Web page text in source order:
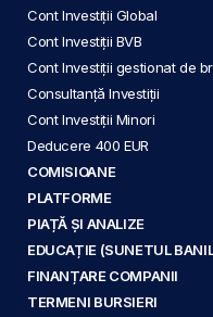
Cont Investiții Global
Cont Investiții BVB
Cont Investiții gestionat de
Consultanță Investiții
Cont Investiții Minori
Deducere 400 EUR
COMISIOANE
PLATFORME
PIAȚĂ ȘI ANALIZE
EDUCAȚIE (SUNETUL
FINANȚARE COMPANII
TERMENI BURSIERI